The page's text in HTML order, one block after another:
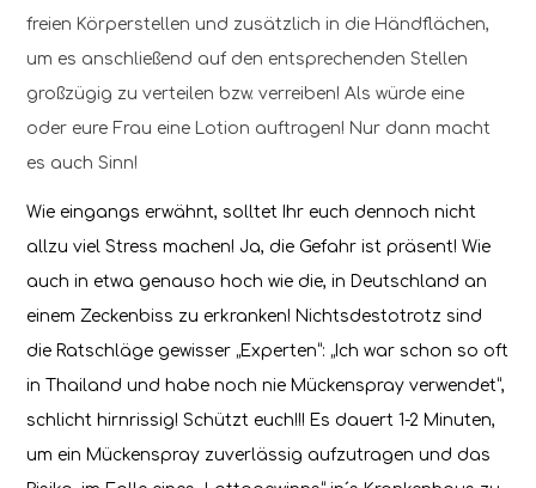
freien Körperstellen und zusätzlich in die Händflächen,
um es anschließend auf den entsprechenden Stellen
großzügig zu verteilen bzw. verreiben! Als würde eine
oder eure Frau eine Lotion auftragen! Nur dann macht
es auch Sinn!
Wie eingangs erwähnt, solltet Ihr euch dennoch nicht
allzu viel Stress machen! Ja, die Gefahr ist präsent! Wie
auch in etwa genauso hoch wie die, in Deutschland an
einem Zeckenbiss zu erkranken! Nichtsdestotrotz sind
die Ratschläge gewisser „Experten“: „Ich war schon so oft
in Thailand und habe noch nie Mückenspray verwendet“,
schlicht hirnrissig! Schützt euch!!! Es dauert 1-2 Minuten,
um ein Mückenspray zuverlässig aufzutragen und das